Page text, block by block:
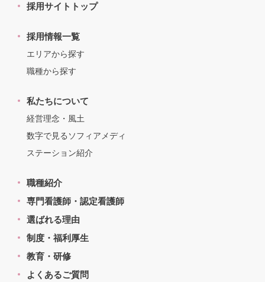
採用サイトトップ
採用情報一覧
エリアから探す
職種から探す
私たちについて
経営理念・風土
数字で見るソフィアメディ
ステーション紹介
職種紹介
専門看護師・認定看護師
選ばれる理由
制度・福利厚生
教育・研修
よくあるご質問